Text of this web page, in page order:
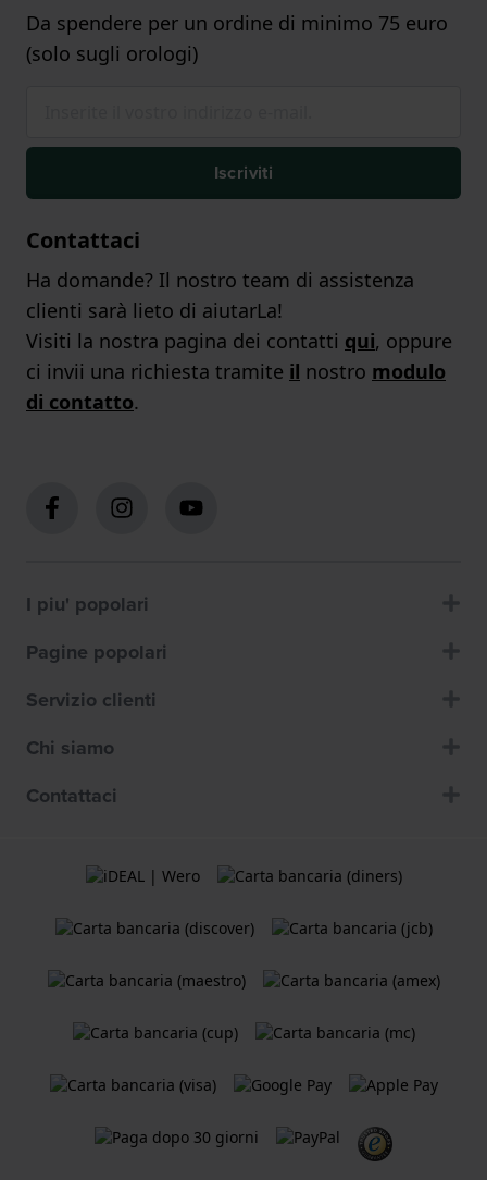
Da spendere per un ordine di minimo 75 euro
(solo sugli orologi)
Iscriviti
Contattaci
Ha domande? Il nostro team di assistenza
clienti sarà lieto di aiutarLa!
Visiti la nostra pagina dei contatti qui, oppure
ci invii una richiesta tramite il nostro modulo
di contatto.
I piu' popolari
Pagine popolari
Servizio clienti
Chi siamo
Contattaci